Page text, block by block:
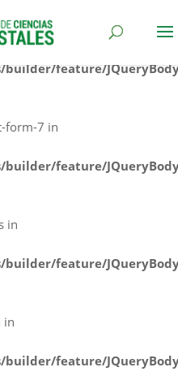
in
feature/
form-7 in
feature/
in
feature/
in
feature/